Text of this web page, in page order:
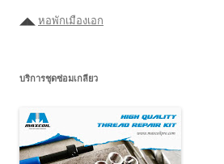
◢◣ หอพักเมืองเอก
บริการชุดซ่อมเกลียว